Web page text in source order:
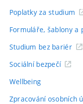
Poplatky za studium
Formuláře, šablony a
Studium bez bariér
Sociální bezpečí
Wellbeing
Zpracování osobních